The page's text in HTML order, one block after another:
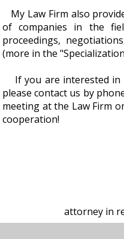
My Law Firm also
of companies in the
proceedings,
(more in the
If you are interested in
please contact us by
meeting at the Law Firm
cooperation!
attorney in